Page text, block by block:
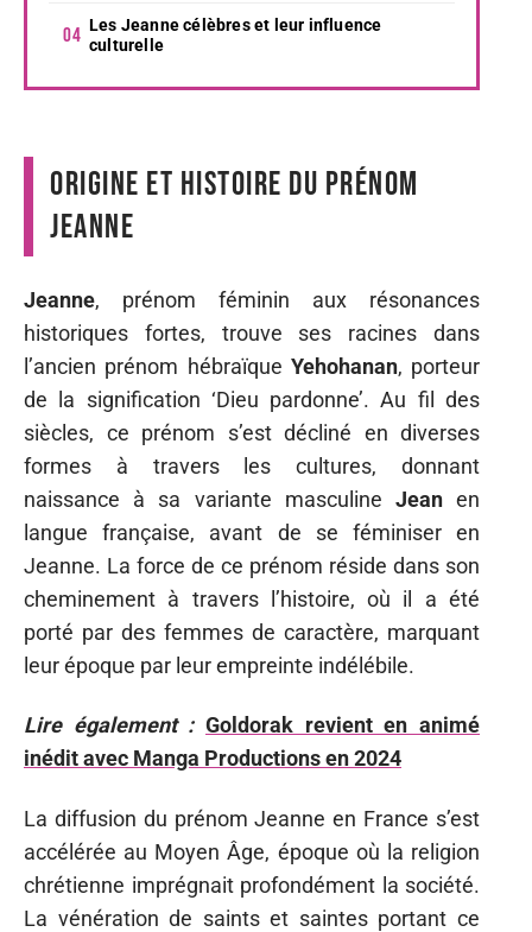
Les Jeanne célèbres et leur influence
culturelle
Origine et histoire du prénom
Jeanne
Jeanne, prénom féminin aux résonances
historiques fortes, trouve ses racines dans
l’ancien prénom hébraïque Yehohanan, porteur
de la signification ‘Dieu pardonne’. Au fil des
siècles, ce prénom s’est décliné en diverses
formes à travers les cultures, donnant
naissance à sa variante masculine Jeanen
langue française, avant de se féminiser en
Jeanne. La force de ce prénom réside dans son
cheminement à travers l’histoire, où il a été
porté par des femmes de caractère, marquant
leur époque par leur empreinte indélébile.
Lire également : Goldorak revient en animé
inédit avec Manga Productions en 2024
La diffusion du prénom Jeanne en France s’est
accélérée au Moyen Âge, époque où la religion
chrétienne imprégnait profondément la société.
La vénération de saints et saintes portant ce